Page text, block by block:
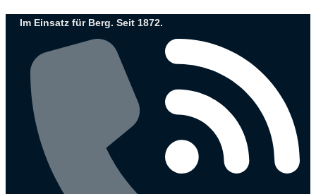
InhaltIm Einsatz für Berg. Seit 1872.